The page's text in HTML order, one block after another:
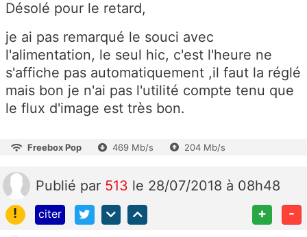
Désolé pour le retard,
je ai pas remarqué le souci avec
l'alimentation, le seul hic, c'est l'heure ne
s'affiche pas automatiquement ,il faut la réglé
mais bon je n'ai pas l'utilité compte tenu que
le flux d'image est très bon.
Freebox Pop 469 Mb/s 204 Mb/s
Publié par 513 le 28/07/2018 à 08h48
!
citer + -